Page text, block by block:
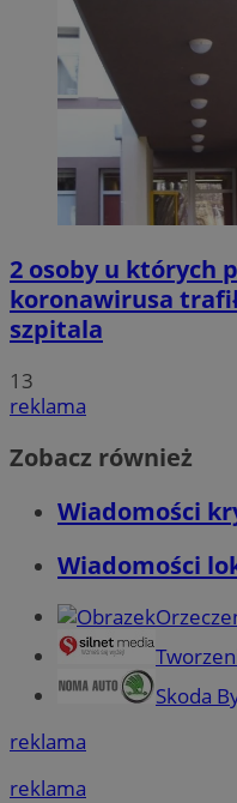
2 osoby u których
koronawirusa
szpitala
13
reklama
Zobacz również
Wiadomości
Wiadomości
Skoda
reklama
reklama